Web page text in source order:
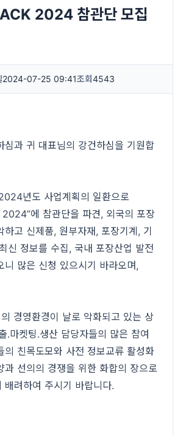
2024 참관단 모집
2024-07-25 09:41조회 4543
심과 귀 대표님의 강건하심을 기원합
년도 사업계획의 일환으로
에 참관단을 파견, 외국의 포장
하고 신제품, 원부자재, 포장기계, 기
신 정보를 수집, 국내 포장산업 발전
니 많은 신청 있으시기 바라오며,
경영환경이 날로 악화되고 있는 상
․마켓팅․생산 담당자들의 많은 참여
의 친목도모와 사전 정보교류 활성화
과 선의의 경쟁을 위한 화합의 장으로
배려하여 주시기 바랍니다.